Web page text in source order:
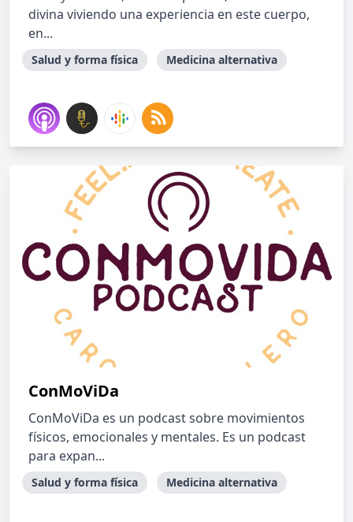
divina viviendo una experiencia en este cuerpo,
en...
Salud y forma física Medicina alternativa
ConMoViDa
ConMoViDa es un podcast sobre movimientos
físicos, emocionales y mentales. Es un podcast
para expan...
Salud y forma física Medicina alternativa